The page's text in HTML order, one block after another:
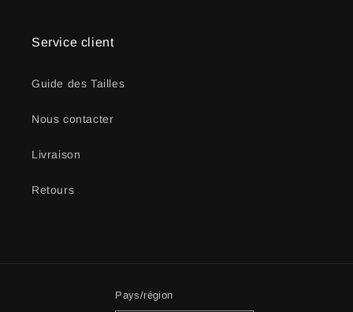
Service client
Guide des Tailles
Nous contacter
Livraison
Retours
Pays/région